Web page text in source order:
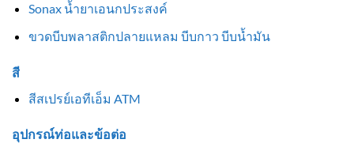
Sonax น้ำยาเอนกประสงค์
ขวดบีบพลาสติกปลายแหลม บีบกาว บีบน้ำมัน
สี
สีสเปรย์เอทีเอ็ม ATM
อุปกรณ์ท่อและข้อต่อ